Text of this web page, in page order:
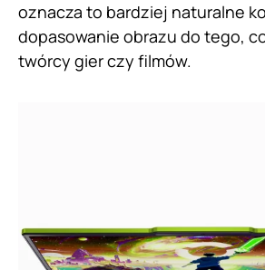
oznacza to bardziej naturalne
dopasowanie obrazu do tego,
twórcy gier czy filmów.